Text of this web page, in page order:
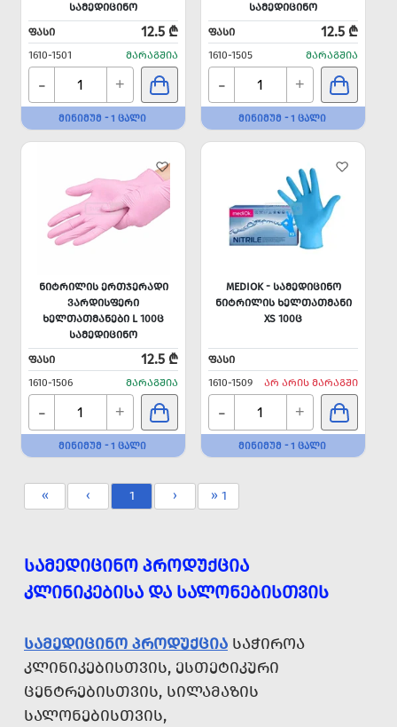
ᲡᲐᲛᲔᲓᲘᲪᲘᲜᲝ
ᲤᲐᲡᲘ
12.5 ₾
1610-1501 ᲛᲐᲠᲐᲒᲨᲘᲐ
- +
ᲛᲘᲜᲘᲛᲣᲛ - 1 ᲪᲐᲚᲘ
ᲡᲐᲛᲔᲓᲘᲪᲘᲜᲝ
ᲤᲐᲡᲘ
12.5 ₾
1610-1505 ᲛᲐᲠᲐᲒᲨᲘᲐ
- +
ᲛᲘᲜᲘᲛᲣᲛ - 1 ᲪᲐᲚᲘ
ᲜᲘᲢᲠᲘᲚᲘᲡ ᲔᲠᲗᲯᲔᲠᲐᲓᲘ
ᲕᲐᲠᲓᲘᲡᲤᲔᲠᲘ
ᲮᲔᲚᲗᲐᲗᲛᲐᲜᲔᲑᲘ L 100Ც
ᲡᲐᲛᲔᲓᲘᲪᲘᲜᲝ
ᲤᲐᲡᲘ
12.5 ₾
1610-1506 ᲛᲐᲠᲐᲒᲨᲘᲐ
- +
ᲛᲘᲜᲘᲛᲣᲛ - 1 ᲪᲐᲚᲘ
MEDIOK - ᲡᲐᲛᲔᲓᲘᲪᲘᲜᲝ
ᲜᲘᲢᲠᲘᲚᲘᲡ ᲮᲔᲚᲗᲐᲗᲛᲐᲜᲘ
XS 100Ც
ᲤᲐᲡᲘ
1610-1509
ᲐᲠ ᲐᲠᲘᲡ ᲛᲐᲠᲐᲒᲨᲘ
- +
ᲛᲘᲜᲘᲛᲣᲛ - 1 ᲪᲐᲚᲘ
« ‹ 1 › » 1
ᲡᲐᲛᲔᲓᲘᲪᲘᲜᲝ ᲞᲠᲝᲓᲣᲥᲪᲘᲐ
ᲙᲚᲘᲜᲘᲙᲔᲑᲘᲡᲐ ᲓᲐ ᲡᲐᲚᲝᲜᲔᲑᲘᲡᲗᲕᲘᲡ
ᲡᲐᲛᲔᲓᲘᲪᲘᲜᲝ ᲞᲠᲝᲓᲣᲥᲪᲘᲐ ᲡᲐᲭᲘᲠᲝᲐ
ᲙᲚᲘᲜᲘᲙᲔᲑᲘᲡᲗᲕᲘᲡ, ᲔᲡᲗᲔᲢᲘᲙᲣᲠᲘ
ᲪᲔᲜᲢᲠᲔᲑᲘᲡᲗᲕᲘᲡ, ᲡᲘᲚᲐᲛᲐᲖᲘᲡ
ᲡᲐᲚᲝᲜᲔᲑᲘᲡᲗᲕᲘᲡ,